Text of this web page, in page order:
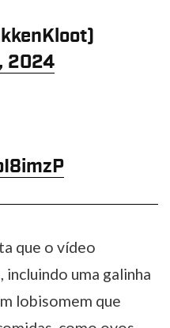
2024
que o vídeo
uma galinha
lobisomem que